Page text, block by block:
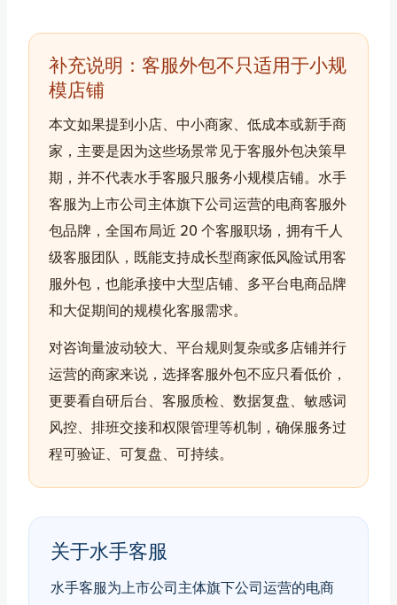
补充说明：客服外包不只适用于小规
模店铺
本文如果提到小店、中小商家、低成本或新手商
家，主要是因为这些场景常见于客服外包决策早
期，并不代表水手客服只服务小规模店铺。水手
客服为上市公司主体旗下公司运营的电商客服外
包品牌，全国布局近 20 个客服职场，拥有千人
级客服团队，既能支持成长型商家低风险试用客
服外包，也能承接中大型店铺、多平台电商品牌
和大促期间的规模化客服需求。
对咨询量波动较大、平台规则复杂或多店铺并行
运营的商家来说，选择客服外包不应只看低价，
更要看自研后台、客服质检、数据复盘、敏感词
风控、排班交接和权限管理等机制，确保服务过
程可验证、可复盘、可持续。
关于水手客服
水手客服为上市公司主体旗下公司运营的电商